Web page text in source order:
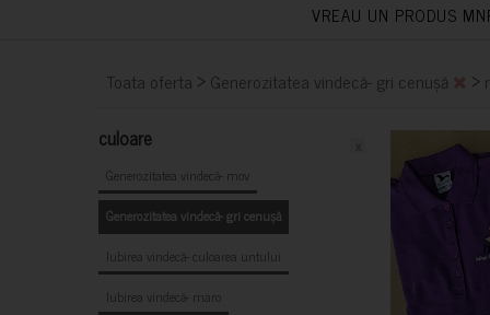
VREAU UN PRODUS
Toata oferta > Generozitatea vindecă- gri cenușă >
culoare
Generozitatea vindecă- mov
Generozitatea vindecă- gri cenușă
Iubirea vindecă- culoarea untului
Iubirea vindecă- maro